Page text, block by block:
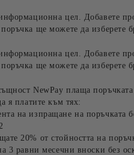
цел. Добавете
ще можете да изберете
цел. Добавете
ще можете да изберете
NewPay плаща
я платите към тях:
на изпращане на поръчката
20% от стойността на
3 равни месечни вноски без